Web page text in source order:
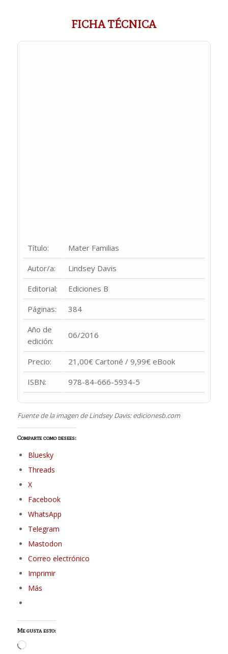
FICHA TÉCNICA
Título:
Mater Familias
Autor/a:
Lindsey Davis
Editorial:
Ediciones B
Páginas:
384
Año de
edición:
06/2016
Precio:
21,00€ Cartoné / 9,99€ eBook
ISBN:
978-84-666-5934-5
Fuente de la imagen de Lindsey Davis: edicionesb.com
Comparte como desees:
Bluesky
Threads
X
Facebook
WhatsApp
Telegram
Mastodon
Correo electrónico
Imprimir
Más
Me gusta esto:
Cargando...